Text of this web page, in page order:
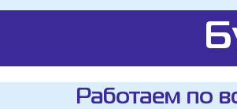
Работаем по